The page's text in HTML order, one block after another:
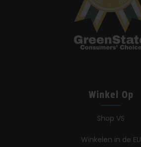
Winkel Op
Shop VS
Winkelen in de EU